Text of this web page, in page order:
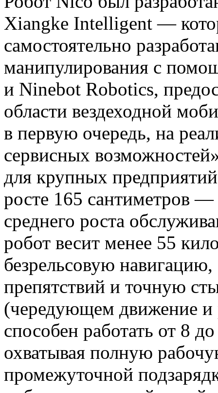
Xiangke Intelligent —
самостоятельно
манипулирования с
и Ninebot Robotics,
области вездеходной
в первую очередь, на
сервисных
для крупных
росте 165 сантиметров
среднего роста
робот весит менее 55
безрельсовую
препятствий и точную
(чередующем движение
способен работать от 8
охватывая полную
промежуточной